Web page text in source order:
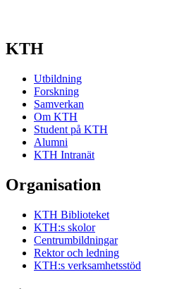
KTH
Utbildning
Forskning
Samverkan
Om KTH
Student på KTH
Alumni
KTH Intranät
Organisation
KTH Biblioteket
KTH:s skolor
Centrumbildningar
Rektor och ledning
KTH:s verksamhetsstöd